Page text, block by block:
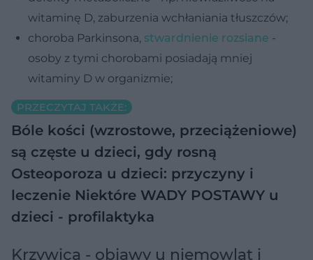
witaminę D, zaburzenia wchłaniania tłuszczów;
choroba Parkinsona, stwardnienie rozsiane -
osoby z tymi chorobami posiadają mniej
witaminy D w organizmie;
PRZECZYTAJ TAKŻE:
Bóle kości (wzrostowe, przeciążeniowe)
są częste u dzieci, gdy rosną
Osteoporoza u dzieci: przyczyny i
leczenie Niektóre WADY POSTAWY u
dzieci - profilaktyka
Krzywica - objawy u niemowląt i